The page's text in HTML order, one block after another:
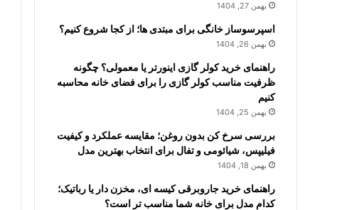
بهمن 27, 1404
اسپرسوساز خانگی برای مبتدی ها؛ از کجا شروع کنیم؟
بهمن 26, 1404
راهنمای خرید کولر گازی اینورتر یا معمولی؟ چگونه
ظرفیت مناسب کولر گازی را برای فضای خانه محاسبه
کنیم
بهمن 25, 1404
بررسی سرخ کن بدون روغن؛ مقایسه عملکرد و کیفیت
فیلیپس، شیائومی و تفال برای انتخاب بهترین مدل
بهمن 18, 1404
راهنمای خرید جاروبرقی کیسه ای، مخزن دار یا رباتیک؛
کدام مدل برای خانه شما مناسب تر است؟